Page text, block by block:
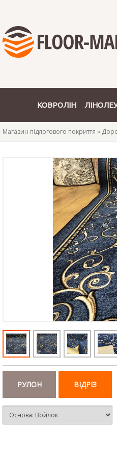
КОВРОЛІН
Магазин підлогового покриття »
РУЛОН ВІДРІЗ